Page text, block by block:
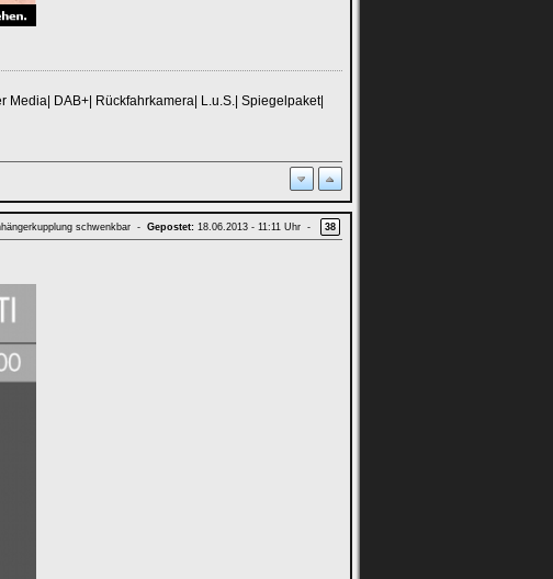
DAB+| Rückfahrkamera| L.u.S.| Spiegelpaket|
schwenkbar - Gepostet: 18.06.2013 - 11:11 Uhr - 38